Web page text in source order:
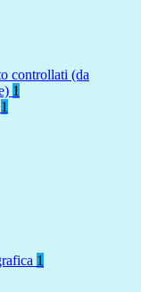
controllati (da
1
1
1